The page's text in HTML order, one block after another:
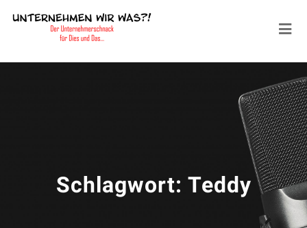
Schlagwort: Teddy